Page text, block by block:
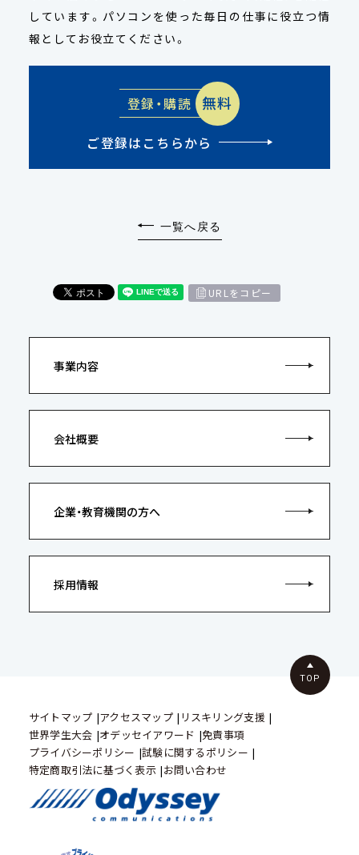
しています。パソコンを使った毎日の仕事に役立つ情
報としてお役立てください。
登録・購読 無料
ご登録はこちらから
一覧へ戻る
URLをコピー
事業内容
会社概要
企業・教育機関の方へ
採用情報
サイトマップ アクセスマップ
リスキリング支援
世界学生大会 オデッセイアワード 免責事項
プライバシーポリシー 試験に関するポリシー
特定商取引法に基づく表示 お問い合わせ
TOP